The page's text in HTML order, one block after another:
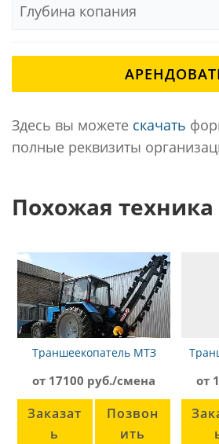
Глубина копания
Здесь вы можете скачать
полные реквизиты
Похожая техника
Траншеекопатель МТЗ
от 17100 руб./смена
Заказат
ь
Позвон
ить
от